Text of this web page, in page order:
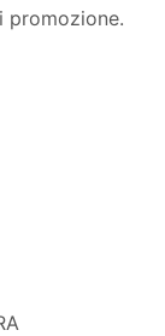
promozione.